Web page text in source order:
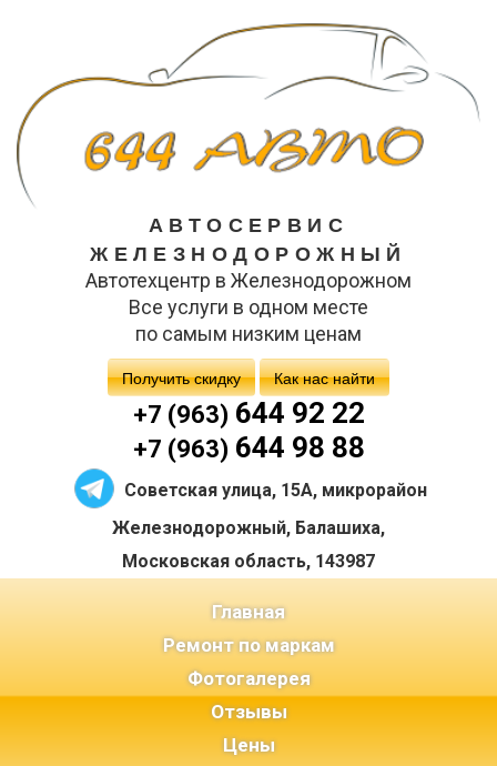
АВТОСЕРВИС
ЖЕЛЕЗНОДОРОЖНЫЙ
Автотехцентр в Железнодорожном
Все услуги в одном месте
по самым низким ценам
Получить скидку Как нас найти
+7 (963)644 92 22
+7 (963)644 98 88
Советская улица, 15А, микрорайон
Железнодорожный, Балашиха,
Московская область, 143987
Главная(current)
Ремонт по маркам
Фотогалерея
Отзывы
Цены